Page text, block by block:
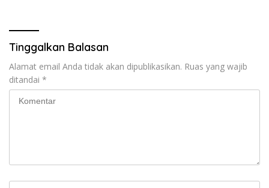
Tinggalkan Balasan
Alamat email Anda tidak akan dipublikasikan. Ruas yang wajib
ditandai *